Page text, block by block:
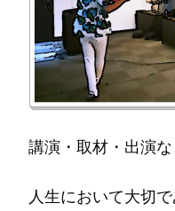
講演・取材・出演
人生において大切